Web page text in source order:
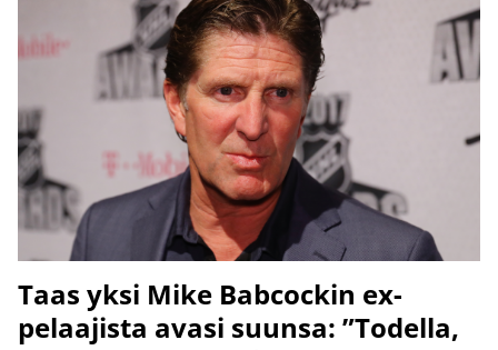
Taas yksi Mike Babcockin ex-
pelaajista avasi suunsa: ”Todella,